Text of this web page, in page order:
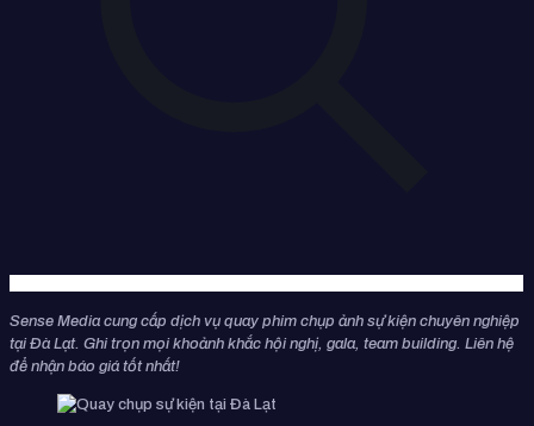
Sense Media cung cấp dịch vụ quay phim chụp ảnh sự kiện chuyên nghiệp
tại Đà Lạt. Ghi trọn mọi khoảnh khắc hội nghị, gala, team building. Liên hệ
để nhận báo giá tốt nhất!